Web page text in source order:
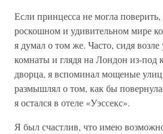
Если принцесса не могла поверить,
роскошном и удивительном мире
я думал о том же. Часто, сидя возле
комнаты и глядя на Лондон из-под
дворца, я вспоминал мощеные
размышлял о том, как бы
я остался в отеле «Уэссекс».
Я был счастлив, что имею